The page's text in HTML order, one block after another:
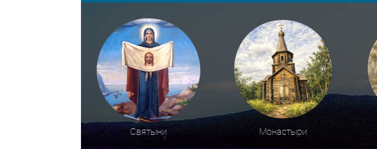
Святыни Монастыри